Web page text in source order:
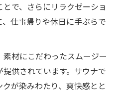
で、さらにリラクゼーショ
仕事帰りや休日に手ぶらで
材にこだわったスムージー
供されています。サウナで
が染みわたり、爽快感とと